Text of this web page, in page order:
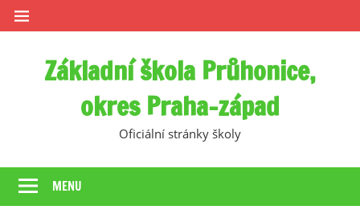
Skip
to
Základní škola Průhonice,
okres Praha-západ
Oficiální stránky školy
MENU